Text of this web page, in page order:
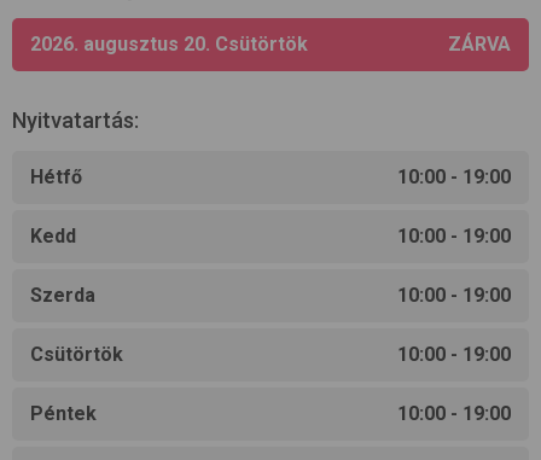
2026. augusztus 20. Csütörtök ZÁRVA
Nyitvatartás:
Hétfő 10:00 - 19:00
Kedd 10:00 - 19:00
Szerda 10:00 - 19:00
Csütörtök 10:00 - 19:00
Péntek 10:00 - 19:00